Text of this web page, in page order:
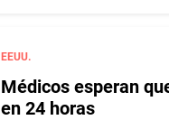
EEUU.
Médicos esperan
en 24 horas